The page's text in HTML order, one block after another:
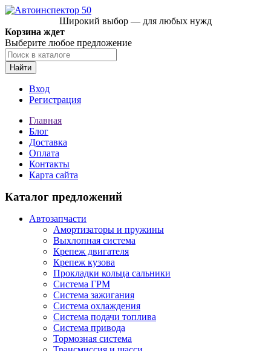
Широкий выбор — для любых нужд
Корзина ждет
Выберите любое предложение
Найти
Вход
Регистрация
Главная
Блог
Доставка
Оплата
Контакты
Карта сайта
Каталог предложений
Автозапчасти
Амортизаторы и пружины
Выхлопная система
Крепеж двигателя
Крепеж кузова
Прокладки кольца сальники
Система ГРМ
Система зажигания
Система охлаждения
Система подачи топлива
Система привода
Тормозная система